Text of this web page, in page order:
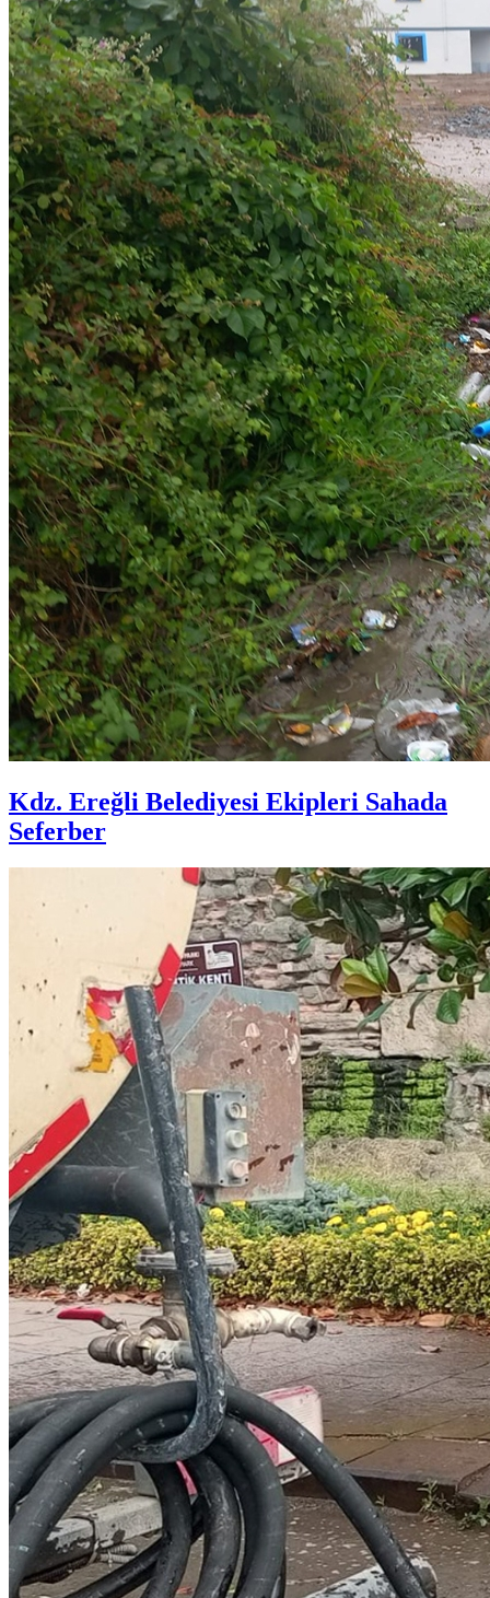
Kdz. Ereğli Belediyesi Ekipleri Sahada
Seferber